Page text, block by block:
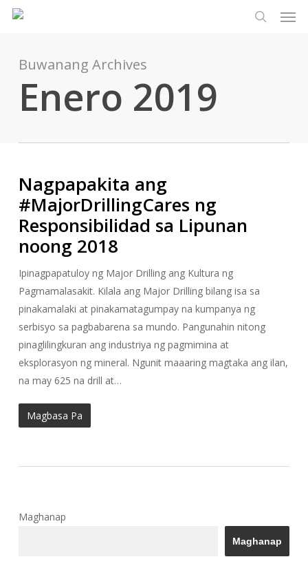
Laktawan
nilalamanBuwanang Archives
Enero 2019
Nagpapakita ang
#MajorDrillingCares ng
Responsibilidad sa Lipunan
noong 2018
Ipinagpapatuloy ng Major Drilling ang Kultura ng
Pagmamalasakit. Kilala ang Major Drilling bilang isa sa
pinakamalaki at pinakamatagumpay na kumpanya ng
serbisyo sa pagbabarena sa mundo. Pangunahin nitong
pinaglilingkuran ang industriya ng pagmimina at
eksplorasyon ng mineral. Ngunit maaaring magtaka ang ilan,
na may 625 na drill at…
Magbasa Pa
Maghanap
Maghanap